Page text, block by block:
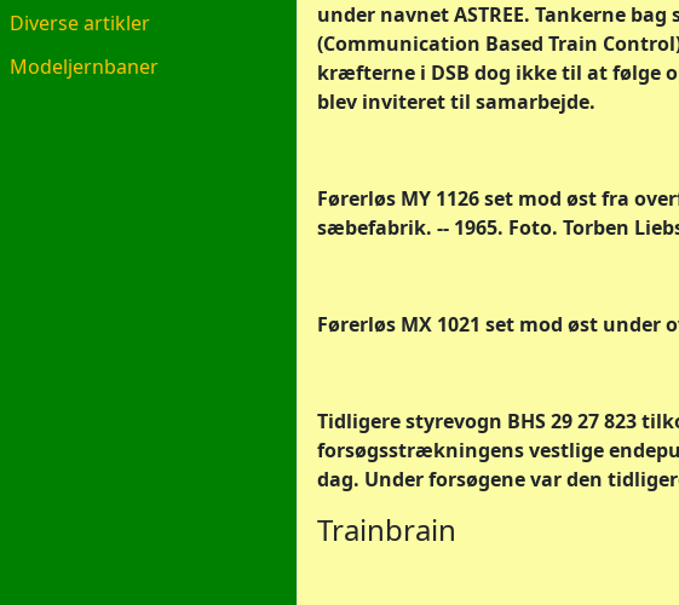
Diverse artikler
Modeljernbaner
under navnet ASTREE. Tankerne
(Communication Based Train
kræfterne i DSB dog ikke til at følge
blev inviteret til samarbejde.
Førerløs MY 1126 set mod øst fra
sæbefabrik. -- 1965. Foto. Torben
Førerløs MX 1021 set mod øst under
Tidligere styrevogn BHS 29 27 823
forsøgsstrækningens vestlige
dag. Under forsøgene var den
Trainbrain